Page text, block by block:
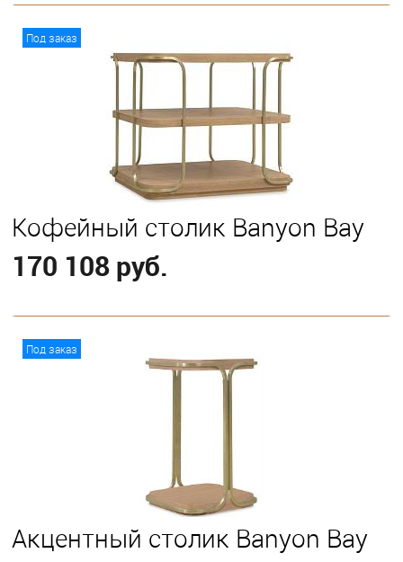
Под заказ
Кофейный столик Banyon Bay
170 108 руб.
Под заказ
Акцентный столик Banyon Bay